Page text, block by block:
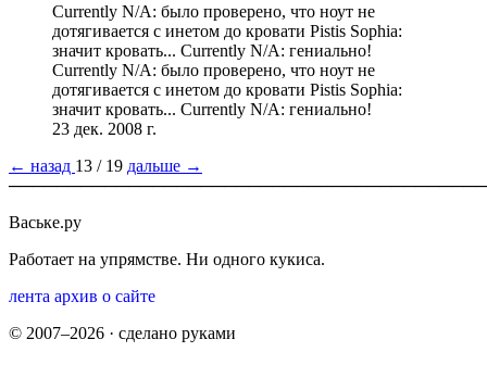
Currently N/A: было проверено, что ноут не
дотягивается с инетом до кровати ­Pistis Sophia:
значит кровать... ­Currently N/A: гениально!
Currently N/A: было проверено, что ноут не
дотягивается с инетом до кровати ­Pistis Sophia:
значит кровать... ­Currently N/A: гениально!
23 дек. 2008 г.
← назад 13 / 19 дальше →
Ваське.ру
Работает на упрямстве. Ни одного кукиса.
лента архив о сайте
© 2007–2026 · сделано руками